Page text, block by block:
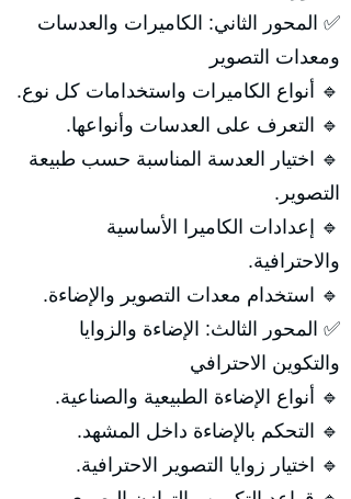
✅ المحور الثاني: الكاميرات والعدسات
ومعدات التصوير
🔹 أنواع الكاميرات واستخدامات كل نوع.
🔹 التعرف على العدسات وأنواعها.
🔹 اختيار العدسة المناسبة حسب طبيعة
التصوير.
🔹 إعدادات الكاميرا الأساسية
والاحترافية.
🔹 استخدام معدات التصوير والإضاءة.
✅ المحور الثالث: الإضاءة والزوايا
والتكوين الاحترافي
🔹 أنواع الإضاءة الطبيعية والصناعية.
🔹 التحكم بالإضاءة داخل المشهد.
🔹 اختيار زوايا التصوير الاحترافية.